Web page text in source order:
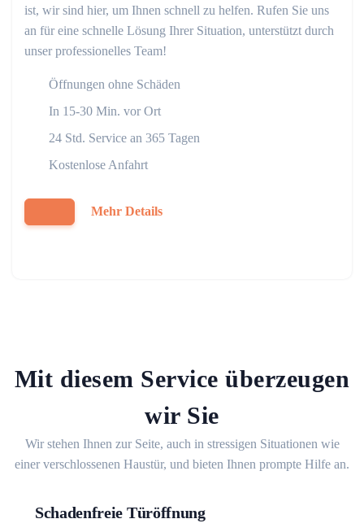
ist, wir sind hier, um Ihnen schnell zu helfen. Rufen Sie uns
an für eine schnelle Lösung Ihrer Situation, unterstützt durch
unser professionelles Team!
Öffnungen ohne Schäden
In 15-30 Min. vor Ort
24 Std. Service an 365 Tagen
Kostenlose Anfahrt
Mehr Details
Mit diesem Service überzeugen
wir Sie
Wir stehen Ihnen zur Seite, auch in stressigen Situationen wie
einer verschlossenen Haustür, und bieten Ihnen prompte Hilfe an.
Schadenfreie Türöffnung